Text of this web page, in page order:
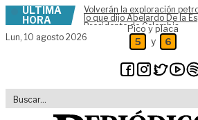
Skip to content
ÚLTIMA
HORA
Volverán la exploración
lo que dijo Abelardo De la
Presidente de Colombia
Lun, 10 agosto 2026
Pico y placa
5 y 6